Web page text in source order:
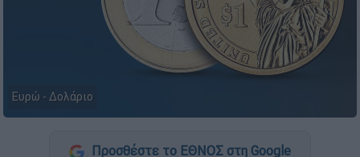
Ευρώ - Δολάριο
Προσθέστε το ΕΘΝΟΣ στη Google